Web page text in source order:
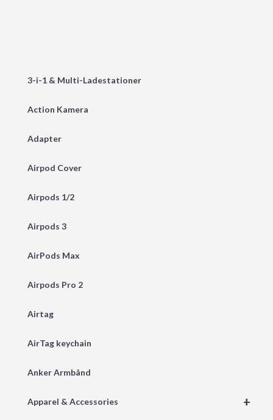
3-i-1 & Multi-Ladestationer
Action Kamera
Adapter
Airpod Cover
Airpods 1/2
Airpods 3
AirPods Max
Airpods Pro 2
Airtag
AirTag keychain
Anker Armbånd
+
Apparel & Accessories